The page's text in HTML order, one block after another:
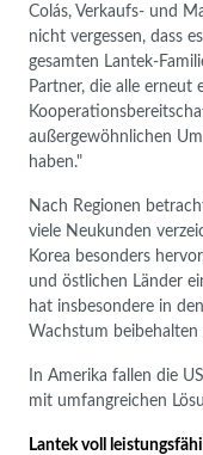
Colás, Verkaufs- und
nicht vergessen, dass
gesamten Lantek-
Partner, die alle erneut
außergewöhnlichen
haben."
Nach Regionen
viele Neukunden
Korea besonders
und östlichen Länder
hat insbesondere in
Wachstum
In Amerika fallen die
mit umfangreichen
Lantek voll